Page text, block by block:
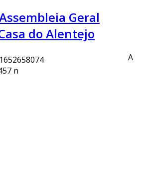
Geral
do Alentejo
A